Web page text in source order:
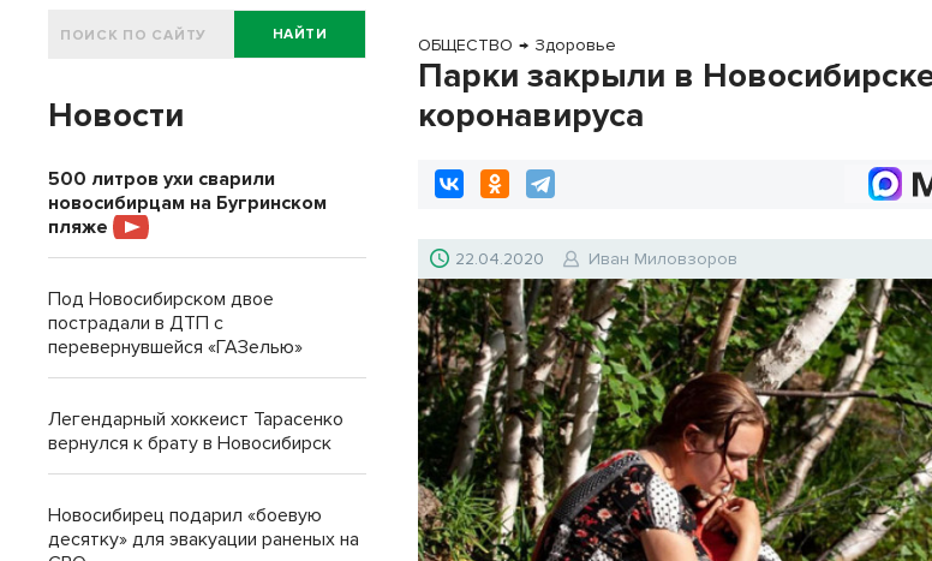
ОБЩЕСТВО → Здоровье
Парки закрыли в
коронавируса
22.04.2020 Иван Миловзоров
НАЙТИ
Новости
500 литров ухи сварили
новосибирцам на Бугринском
пляже
Под Новосибирском двое
пострадали в ДТП с
перевернувшейся «ГАЗелью»
Легендарный хоккеист Тарасенко
вернулся к брату в Новосибирск
Новосибирец подарил «боевую
десятку» для эвакуации раненых на